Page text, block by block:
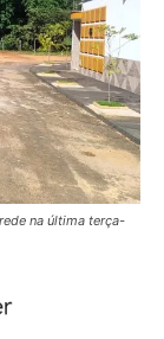
na última terça-